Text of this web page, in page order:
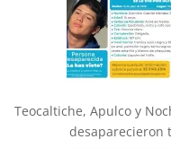
Teocaltiche, Apulco y
desaparecieron